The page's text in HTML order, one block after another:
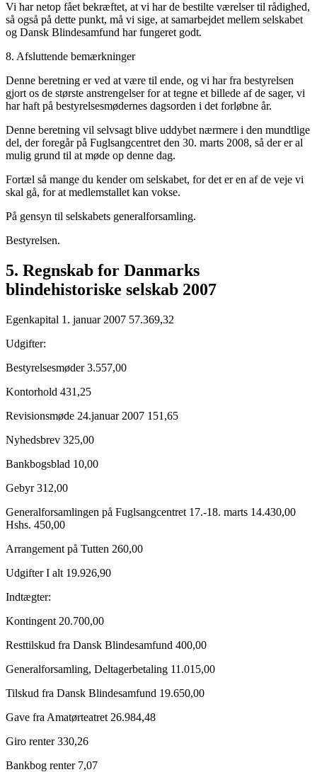
Vi har netop fået bekræftet, at vi har de bestilte værelser til rådighed,
så også på dette punkt, må vi sige, at samarbejdet mellem selskabet
og Dansk Blindesamfund har fungeret godt.
8. Afsluttende bemærkninger
Denne beretning er ved at være til ende, og vi har fra bestyrelsen
gjort os de største anstrengelser for at tegne et billede af de sager, vi
har haft på bestyrelsesmødernes dagsorden i det forløbne år.
Denne beretning vil selvsagt blive uddybet nærmere i den mundtlige
del, der foregår på Fuglsangcentret den 30. marts 2008, så der er al
mulig grund til at møde op denne dag.
Fortæl så mange du kender om selskabet, for det er en af de veje vi
skal gå, for at medlemstallet kan vokse.
På gensyn til selskabets generalforsamling.
Bestyrelsen.
5. Regnskab for Danmarks
blindehistoriske selskab 2007
Egenkapital 1. januar 2007 57.369,32
Udgifter:
Bestyrelsesmøder 3.557,00
Kontorhold 431,25
Revisionsmøde 24.januar 2007 151,65
Nyhedsbrev 325,00
Bankbogsblad 10,00
Gebyr 312,00
Generalforsamlingen på Fuglsangcentret 17.-18. marts 14.430,00
Hshs. 450,00
Arrangement på Tutten 260,00
Udgifter I alt 19.926,90
Indtægter:
Kontingent 20.700,00
Resttilskud fra Dansk Blindesamfund 400,00
Generalforsamling, Deltagerbetaling 11.015,00
Tilskud fra Dansk Blindesamfund 19.650,00
Gave fra Amatørteatret 26.984,48
Giro renter 330,26
Bankbog renter 7,07